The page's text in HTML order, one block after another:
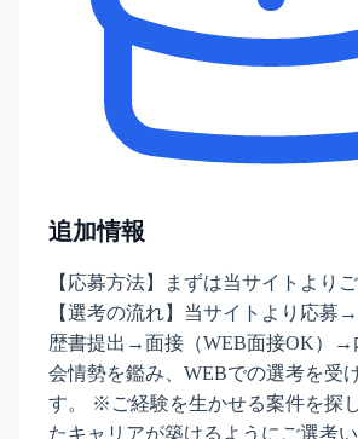
追加情報
【応募方法】まずは当サイトより
【選考の流れ】当サイトより応募
歴書提出→面接（WEB面接OK）
会情勢を鑑み、WEBでの選考を受
す。 ※ご経験を生かせる案件を探
たキャリアが築けるようにご選考い